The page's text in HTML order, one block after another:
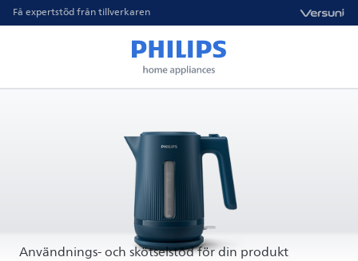
Få expertstöd från tillverkaren
Användnings- och skötselstöd för din produkt